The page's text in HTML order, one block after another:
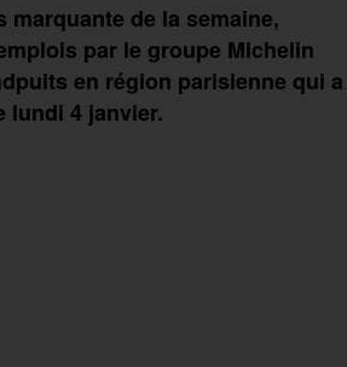
marquante de la semaine,
par le groupe Michelin
en région parisienne qui a
lundi 4 janvier.